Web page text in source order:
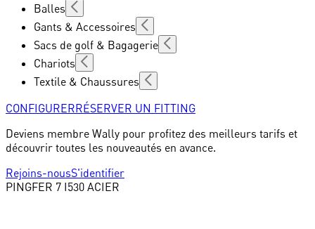
Balles
Gants & Accessoires
Sacs de golf & Bagagerie
Chariots
Textile & Chaussures
CONFIGURERRÉSERVER UN FITTING
Deviens membre Wally pour profitez des meilleurs tarifs et
découvrir toutes les nouveautés en avance.
Rejoins-nousS'identifier
PINGFER 7 I530 ACIER